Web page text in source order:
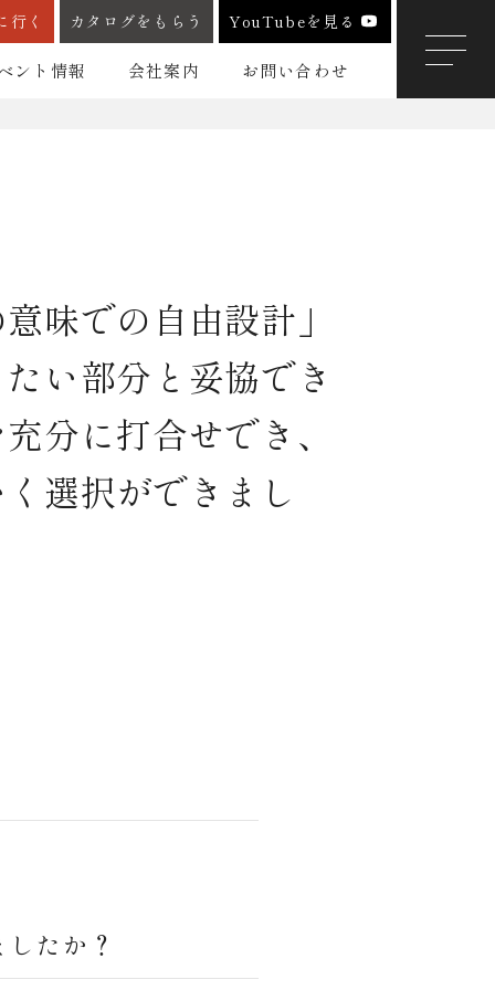
行く カタログをもらう YouTubeを見る
ント情報 会社案内 お問い合わせ
意味での自由設計」
い部分と妥協でき
分に打合せでき、
選択ができまし
たか？